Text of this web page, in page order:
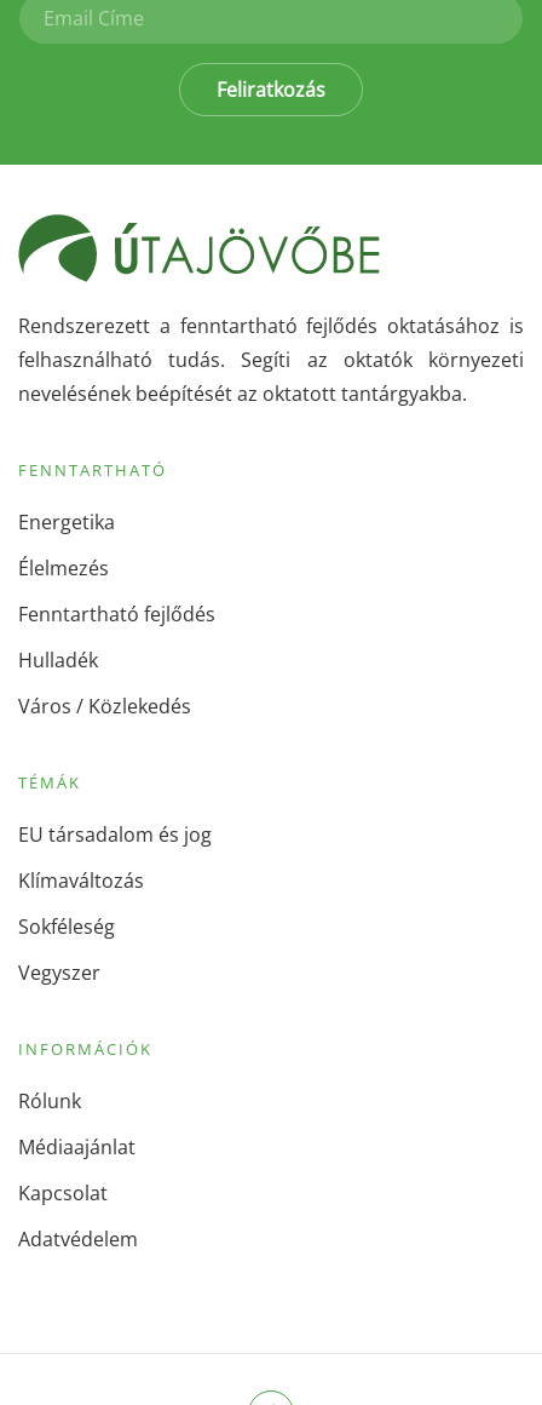
Feliratkozás
Rendszerezett a fenntartható fejlődés oktatásához is
felhasználható tudás. Segíti az oktatók környezeti
nevelésének beépítését az oktatott tantárgyakba.
FENNTARTHATÓ
Energetika
Élelmezés
Fenntartható fejlődés
Hulladék
Város / Közlekedés
TÉMÁK
EU társadalom és jog
Klímaváltozás
Sokféleség
Vegyszer
INFORMÁCIÓK
Rólunk
Médiaajánlat
Kapcsolat
Adatvédelem